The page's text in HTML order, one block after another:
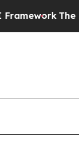
The Cyclospora